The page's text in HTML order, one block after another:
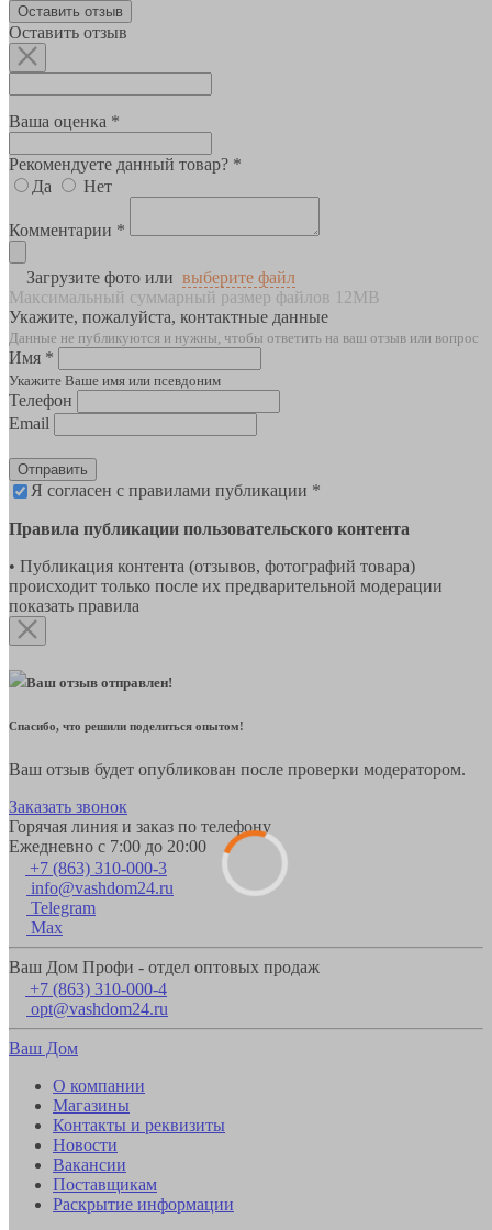
Оставить отзыв
Оставить отзыв
Ваша оценка *
Рекомендуете данный товар? *
Да
Нет
Комментарии *
Загрузите фото или выберите файл
Максимальный суммарный размер файлов 12MB
Укажите, пожалуйста, контактные данные
Данные не публикуются и нужны, чтобы ответить на ваш отзыв или вопрос
Имя *
Укажите Ваше имя или псевдоним
Телефон
Email
Отправить
Я согласен с правилами публикации *
Правила публикации пользовательского контента
• Публикация контента (отзывов, фотографий товара)
происходит только после их предварительной модерации
показать правила
Ваш отзыв отправлен!
Спасибо, что решили поделиться опытом!
Ваш отзыв будет опубликован после проверки модератором.
Заказать звонок
Горячая линия и заказ по телефону
Ежедневно с 7:00 до 20:00
+7 (863) 310-000-3
info@vashdom24.ru
Telegram
Max
Ваш Дом Профи - отдел оптовых продаж
+7 (863) 310-000-4
opt@vashdom24.ru
Ваш Дом
О компании
Магазины
Контакты и реквизиты
Новости
Вакансии
Поставщикам
Раскрытие информации